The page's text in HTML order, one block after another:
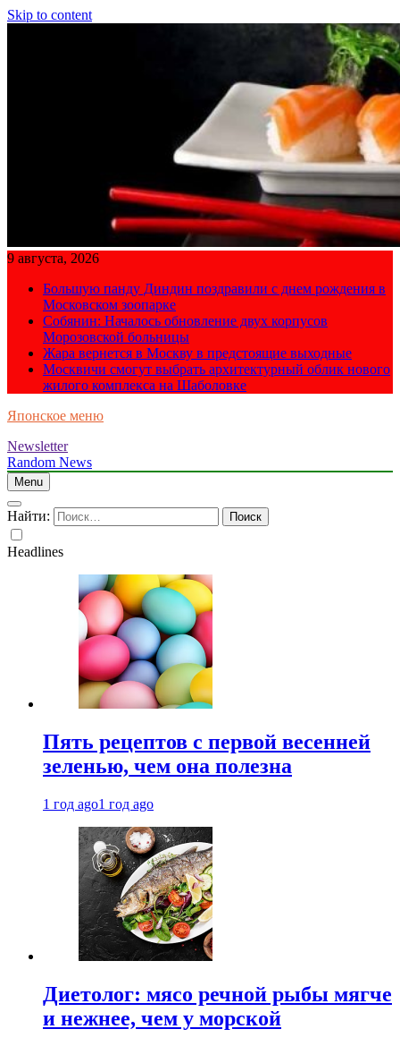
Skip to content
9 августа, 2026
Большую панду Диндин поздравили с днем рождения в
Московском зоопарке
Собянин: Началось обновление двух корпусов
Морозовской больницы
Жара вернется в Москву в предстоящие выходные
Москвичи смогут выбрать архитектурный облик нового
жилого комплекса на Шаболовке
Японское меню
Newsletter
Random News
Menu
Найти:
Headlines
Пять рецептов с первой весенней
зеленью, чем она полезна
1 год ago1 год ago
Диетолог: мясо речной рыбы мягче
и нежнее, чем у морской